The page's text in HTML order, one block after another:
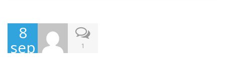
8
sep 1